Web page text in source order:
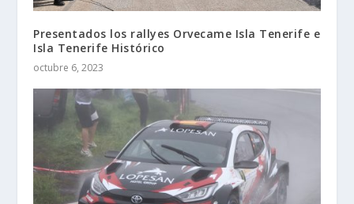
Presentados los rallyes Orvecame Isla Tenerife e
Isla Tenerife Histórico
octubre 6, 2023